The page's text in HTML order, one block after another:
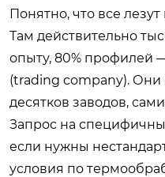
Понятно, что все
Там действительно
опыту, 80% профилей
(trading company). Они
десятков заводов,
Запрос на
если нужны
условия по